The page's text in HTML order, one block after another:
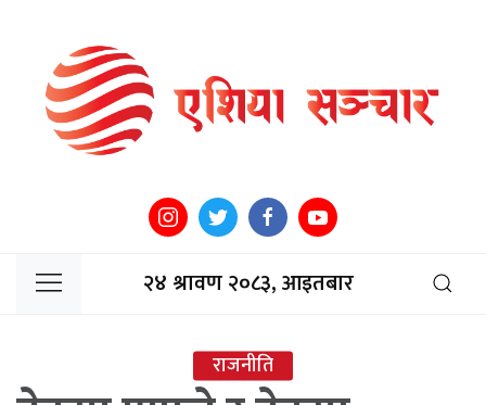
२४ श्रावण २०८३, आइतबार
राजनीति